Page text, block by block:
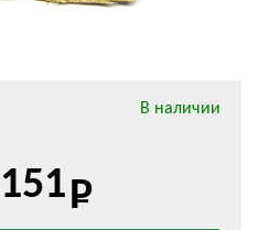
В наличии
151